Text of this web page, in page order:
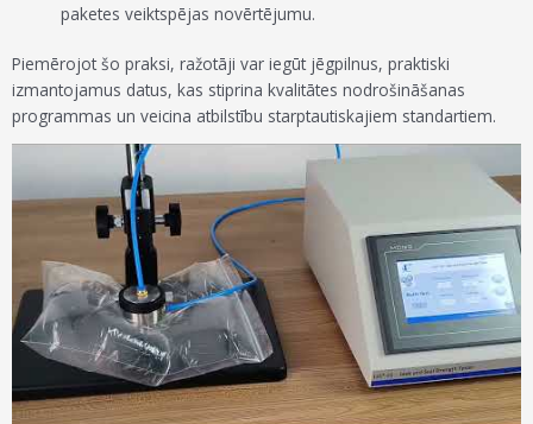
paketes veiktspējas novērtējumu.
Piemērojot šo praksi, ražotāji var iegūt jēgpilnus, praktiski
izmantojamus datus, kas stiprina kvalitātes nodrošināšanas
programmas un veicina atbilstību starptautiskajiem standartiem.